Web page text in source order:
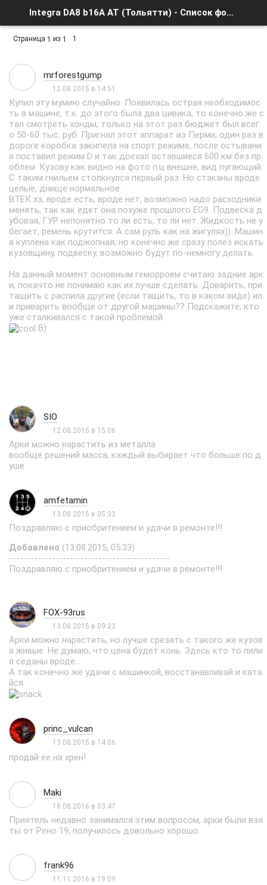
Integra DA8 b16A AT (Тольятти) - Список форумов
Страница 1 из 1 1
mrforestgump
12.08.2015 в 14:51
Купил эту мумию случайно. Появилась острая необходимос
ть в машине, т.к. до этого была два цивика, то конечно же с
тал смотреть хонды, только на этот раз бюджет был всег
о 50-60 тыс. руб. Пригнал этот аппарат из Перми, один раз в
дороге коробка закипела на спорт режиме, после остывани
я поставил режим D и так доехал оставшиеся 600 км без пр
облем. Кузову как видно на фото п.ц внешне, вид пугающий.
С таким гнильем столкнулся первый раз. Но стаканы вроде
целые, днище нормальное.
ВТЕК хз, вроде есть, вроде нет, возможно надо расходники
менять, так как едет она похуже прошлого EG9. Подвеска д
убовая, ГУР непонятно то ли есть, то ли нет. Жидкость не у
бегает, ремень крутится. А сам руль как на жигулях)). Машин
а куплена как поджопная, но конечно же сразу полез искать
кузовщину, подвеску, возможно будут по-немногу делать.
На данный момент основным геморроем считаю задние арк
и, покачто не понимаю как их лучше сделать. Доварить, при
тащить с распила другие (если тащить, то в каком виде) ил
и приварить вообще от другой машины?? Подскажите, кто
уже сталкивался с такой проблемой.
B)
SIO
12.08.2015 в 15:06
Арки можно нарастить из металла
вообще решений масса, каждый выбирает что больше по д
уше
amfetamin
13.08.2015 в 05:33
Поздравляю с приобритением и удачи в ремонте!!!
Добавлено (13.08.2015, 05:33)
---------------------------------------------
Поздравляю с приобритением и удачи в ремонте!!!
FOX-93rus
13.08.2015 в 09:23
Арки можно нарастить, но лучше срезать с такого же кузов
а живые. Не думаю, что цена будет конь. Здесь кто то пили
л седаны вроде...
А так конечно же удачи с машинкой, восстанавливай и ката
йся.
princ_vulcan
13.08.2015 в 14:06
продай ее на хрен!
Maki
18.08.2016 в 03:47
Приятель недавно занимался этим вопросом, арки были взя
ты от Рено 19, получилось довольно хорошо.
frank96
11.11.2016 в 19:09